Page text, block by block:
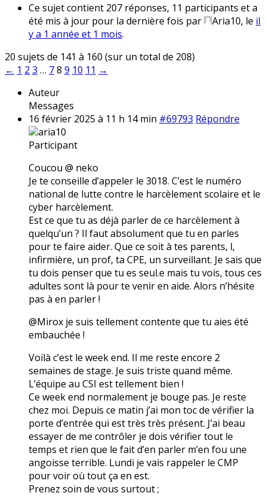
Ce sujet contient 207 réponses, 11 participants et a
été mis à jour pour la dernière fois par
Aria10, le il
y a 1 année et 1 mois.
20 sujets de 141 à 160 (sur un total de 208)
← 1 2 3 … 78 9 10 11 →
Auteur
Messages
16 février 2025 à 11 h 14 min #69793 Répondre
aria10
Participant
Coucou @ neko
Je te conseille d’appeler le 3018. C’est le numéro
national de lutte contre le harcèlement scolaire et le
cyber harcèlement.
Est ce que tu as déjà parler de ce harcèlement à
quelqu’un ? Il faut absolument que tu en parles
pour te faire aider. Que ce soit à tes parents, l,
infirmière, un prof, ta CPE, un surveillant. Je sais que
tu dois penser que tu es seul.e mais tu vois, tous ces
adultes sont là pour te venir en aide. Alors n’hésite
pas à en parler !
@Mirox je suis tellement contente que tu aies été
embauchée !
Voilà c’est le week end. Il me reste encore 2
semaines de stage. Je suis triste quand même.
L’équipe au CSI est tellement bien !
Ce week end normalement je bouge pas. Je reste
chez moi. Depuis ce matin j’ai mon toc de vérifier la
porte d’entrée qui est très très présent. J’ai beau
essayer de me contrôler je dois vérifier tout le
temps et rien que le fait d’en parler m’en fou une
angoisse terrible. Lundi je vais rappeler le CMP
pour voir où tout ça en est.
Prenez soin de vous surtout ;